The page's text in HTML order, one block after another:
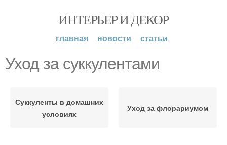
ИНТЕРЬЕР И ДЕКОР
главная новости статьи
Уход за суккулентами
Суккуленты в домашних
условиях
Уход за флорариумом